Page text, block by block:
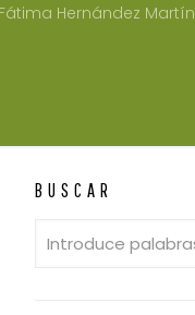
Hernández Martín
BUSCAR